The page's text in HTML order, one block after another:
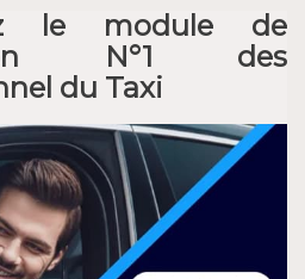
le module de
N°1 des
du Taxi